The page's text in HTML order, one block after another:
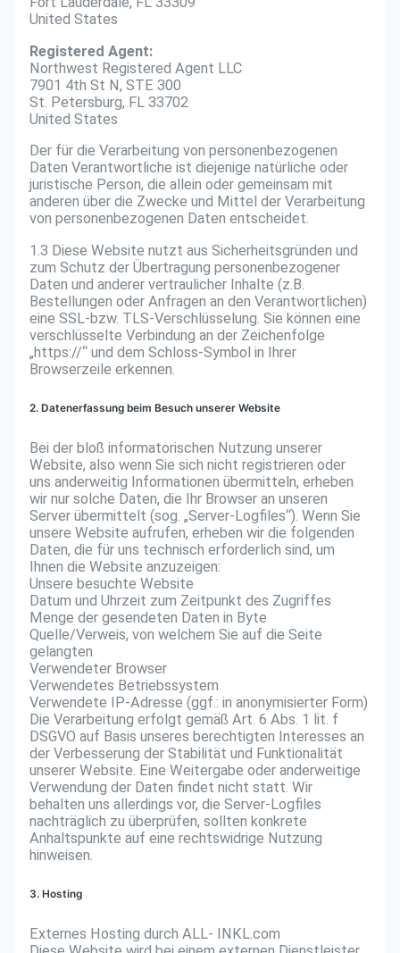
United States
Registered Agent:
Northwest Registered Agent LLC
7901 4th St N, STE 300
St. Petersburg, FL 33702
United States
Der für die Verarbeitung von personenbezogenen
Daten Verantwortliche ist diejenige natürliche oder
juristische Person, die allein oder gemeinsam mit
anderen über die Zwecke und Mittel der Verarbeitung
von personenbezogenen Daten entscheidet.
1.3 Diese Website nutzt aus Sicherheitsgründen und
zum Schutz der Übertragung personenbezogener
Daten und anderer vertraulicher Inhalte (z.B.
Bestellungen oder Anfragen an den Verantwortlichen)
eine SSL-bzw. TLS-Verschlüsselung. Sie können eine
verschlüsselte Verbindung an der Zeichenfolge
„https://“ und dem Schloss-Symbol in Ihrer
Browserzeile erkennen.
2. Datenerfassung beim Besuch unserer Website
Bei der bloß informatorischen Nutzung unserer
Website, also wenn Sie sich nicht registrieren oder
uns anderweitig Informationen übermitteln, erheben
wir nur solche Daten, die Ihr Browser an unseren
Server übermittelt (sog. „Server-Logfiles“). Wenn Sie
unsere Website aufrufen, erheben wir die folgenden
Daten, die für uns technisch erforderlich sind, um
Ihnen die Website anzuzeigen:
Unsere besuchte Website
Datum und Uhrzeit zum Zeitpunkt des Zugriffes
Menge der gesendeten Daten in Byte
Quelle/Verweis, von welchem Sie auf die Seite
gelangten
Verwendeter Browser
Verwendetes Betriebssystem
Verwendete IP-Adresse (ggf.: in anonymisierter Form)
Die Verarbeitung erfolgt gemäß Art. 6 Abs. 1 lit. f
DSGVO auf Basis unseres berechtigten Interesses an
der Verbesserung der Stabilität und Funktionalität
unserer Website. Eine Weitergabe oder anderweitige
Verwendung der Daten findet nicht statt. Wir
behalten uns allerdings vor, die Server-Logfiles
nachträglich zu überprüfen, sollten konkrete
Anhaltspunkte auf eine rechtswidrige Nutzung
hinweisen.
3. Hosting
Externes Hosting durch ALL- INKL.com